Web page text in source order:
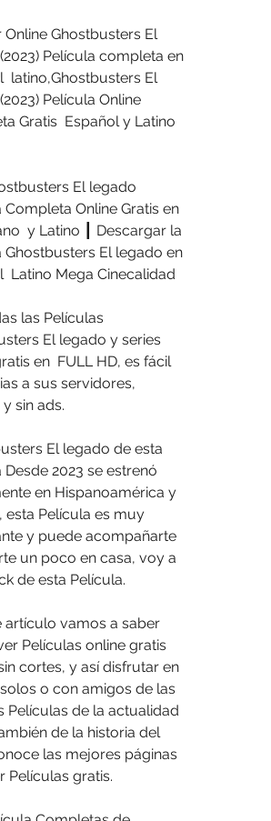
Película completa en
latino,Ghostbusters El
Película Online
Gratis  Español y Latino
Completa Online Gratis en
y Latino ┃ Descargar la
Ghostbusters El legado en
Latino Mega Cinecalidad
El legado y series
en  FULL HD, es fácil
a sus servidores,
sin ads.
Desde 2023 se estrenó
en Hispanoamérica y
esta Película es muy
y puede acompañarte
un poco en casa, voy a
de esta Película.
Películas online gratis
cortes, y así disfrutar en
o con amigos de las
Películas de la actualidad
de la historia del
las mejores páginas
Películas gratis.